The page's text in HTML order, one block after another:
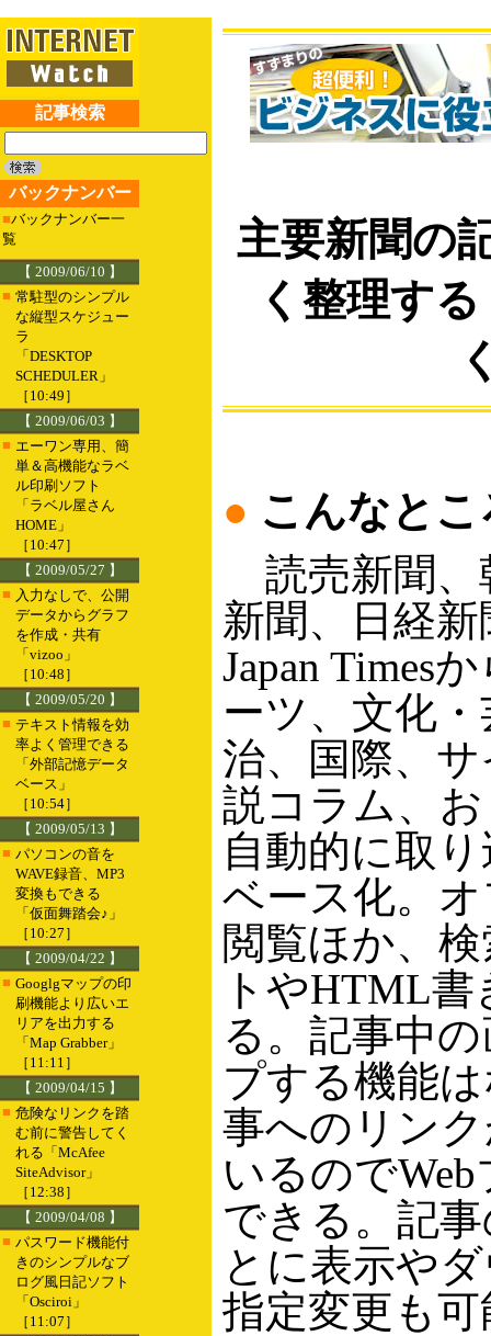
記事検索
バックナンバー
■バックナンバー一
覧
【 2009/06/10 】
■ 常駐型のシンプル
な縦型スケジュー
ラ
「DESKTOP
SCHEDULER」
［10:49］
【 2009/06/03 】
■ エーワン専用、簡
単＆高機能なラベ
ル印刷ソフト
「ラベル屋さん
HOME」
［10:47］
【 2009/05/27 】
■ 入力なしで、公開
データからグラフ
を作成・共有
「vizoo」
［10:48］
【 2009/05/20 】
■ テキスト情報を効
率よく管理できる
「外部記憶データ
ベース」
［10:54］
【 2009/05/13 】
■ パソコンの音を
WAVE録音、MP3
変換もできる
「仮面舞踏会♪」
［10:27］
【 2009/04/22 】
■ Googlgマップの印
刷機能より広いエ
リアを出力する
「Map Grabber」
［11:11］
【 2009/04/15 】
■ 危険なリンクを踏
む前に警告してく
れる「McAfee
SiteAdvisor」
［12:38］
【 2009/04/08 】
■ パスワード機能付
きのシンプルなブ
ログ風日記ソフト
「Osciroi」
［11:07］
主要新聞の
く整理す
● こんなと
読売新聞、
新聞、日経
Japan Times
ーツ、文化
治、国際、
説コラム、
自動的に取
ベース化。
閲覧ほか、
トやHTML
る。記事中
プする機能
事へのリン
いるので
できる。記
とに表示や
指定変更も